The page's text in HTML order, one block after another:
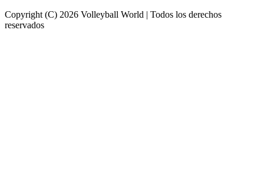
Copyright (C) 2026 Volleyball World | Todos los derechos
reservados